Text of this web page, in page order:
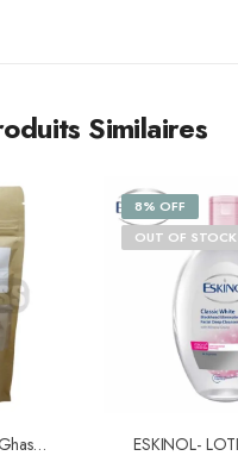
Similaires
Xtrase Poudre De Ghassoul 100% Pure Et Naturelle 250g
8% OFF
OUT OF STOCK